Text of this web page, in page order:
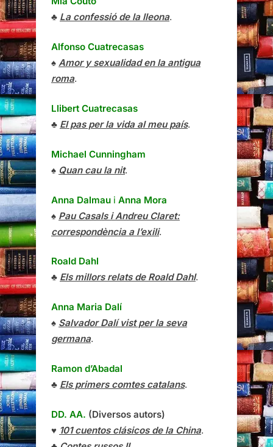
♣ La confessió de la lleona.
Alfonso Cuatrecasas
♠ Amor y sexualidad en la antigua
roma.
Llibert Cuatrecasas
♣ El pas per la vida al meu país.
Michael Cunningham
♠ Quan cau la nit.
Anna Dalmau i Anna Mora
♠ Pau Casals i Andreu Claret:
correspondència a l’exili.
Roald Dahl
♣ Els millors relats de Roald Dahl.
Anna Maria Dalí
♠ Salvador Dalí vist per la seva
germana.
Ramon d’Abadal
♣ Els primers comtes catalans.
DD. AA. (Diversos autors)
♥ 101 cuentos clásicos de la China.